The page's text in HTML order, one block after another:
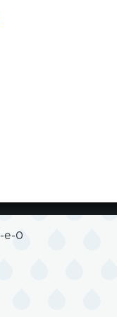
e-0